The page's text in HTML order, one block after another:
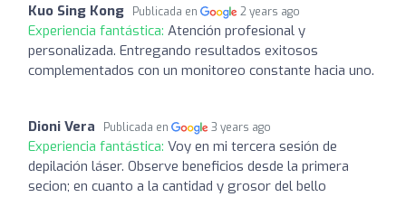
Kuo Sing Kong Publicada en 2 years ago
Experiencia fantástica: Atención profesional y
personalizada. Entregando resultados exitosos
complementados con un monitoreo constante hacia uno.
Dioni Vera Publicada en 3 years ago
Experiencia fantástica: Voy en mi tercera sesión de
depilación láser. Observe beneficios desde la primera
secion; en cuanto a la cantidad y grosor del bello